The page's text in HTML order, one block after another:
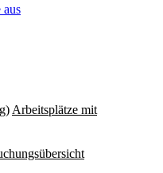
aus
Arbeitsplätze mit